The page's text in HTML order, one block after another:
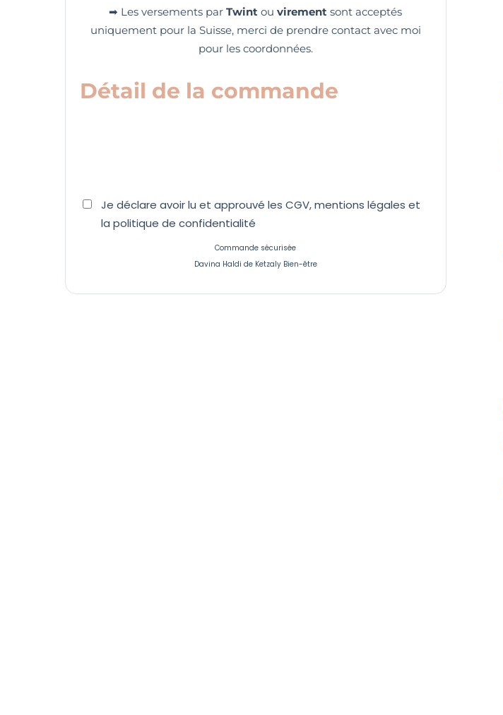
➡ Les versements parTwint ouvirement sont acceptés
uniquement pour la Suisse, merci de prendre contact avec moi
pour les coordonnées.
Détail de la commande
Je déclare avoir lu et approuvé les CGV, mentions légales et
la politique de confidentialité
Commande sécurisée
Davina Haldi de Ketzaly Bien-être